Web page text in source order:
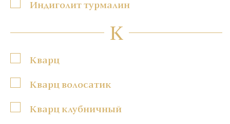
Индиголит турмалин
К
Кварц
Кварц волосатик
Кварц клубничный